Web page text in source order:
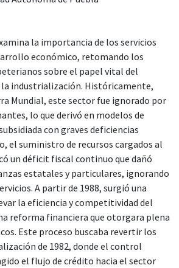
la importancia de los servicios
económico, retomando los
sobre el papel vital del
industrialización. Históricamente,
Mundial, este sector fue ignorado por
lo que derivó en modelos de
con graves deficiencias
el suministro de recursos cargados al
un déficit fiscal continuo que dañó
estatales y particulares, ignorando
A partir de 1988, surgió una
la eficiencia y competitividad del
reforma financiera que otorgara plena
Este proceso buscaba revertir los
de 1982, donde el control
el flujo de crédito hacia el sector